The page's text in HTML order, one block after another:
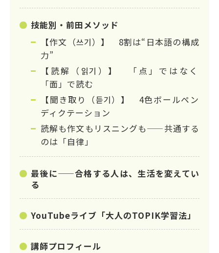
技能別・前田メソッド
【作文（쓰기）】 8割は“日本語の構成
力”
【読解（읽기）】 「点」ではなく
「面」で読む
【聞き取り（듣기）】 4色ボールペン
ディクテーション
読解も作文もリスニングも——共通する
のは「自律」
最後に——合格する人は、生活を変えてい
る
YouTubeライブ「大人のTOPIK学習法」
講師プロフィール